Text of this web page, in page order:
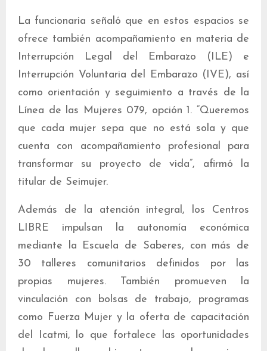
La funcionaria señaló que en estos espacios se
ofrece también acompañamiento en materia de
Interrupción Legal del Embarazo (ILE) e
Interrupción Voluntaria del Embarazo (IVE), así
como orientación y seguimiento a través de la
Línea de las Mujeres 079, opción 1. “Queremos
que cada mujer sepa que no está sola y que
cuenta con acompañamiento profesional para
transformar su proyecto de vida”, afirmó la
titular de Seimujer.
Además de la atención integral, los Centros
LIBRE impulsan la autonomía económica
mediante la Escuela de Saberes, con más de
30 talleres comunitarios definidos por las
propias mujeres. También promueven la
vinculación con bolsas de trabajo, programas
como Fuerza Mujer y la oferta de capacitación
del Icatmi, lo que fortalece las oportunidades